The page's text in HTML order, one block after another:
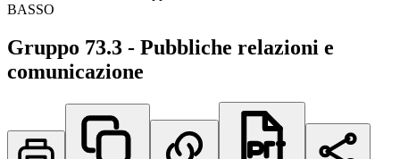
BASSO
Gruppo 73.3 - Pubbliche relazioni e
comunicazione